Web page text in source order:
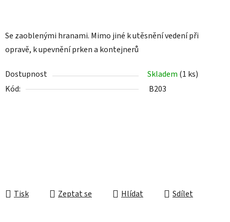
Se zaoblenými hranami. Mimo jiné k utěsnění vedení při
opravě, k upevnění prken a kontejnerů
Dostupnost Skladem (1 ks)
Kód:
B203
Tisk Zeptat se Hlídat Sdílet